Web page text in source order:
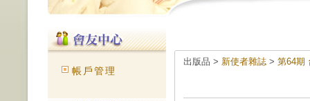
帳戶管理
出版品 > 新使者雜誌 > 第64期